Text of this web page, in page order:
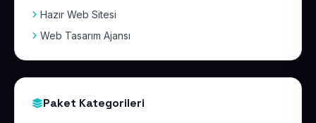
Hazır Web Sitesi
Web Tasarım Ajansı
Paket Kategorileri